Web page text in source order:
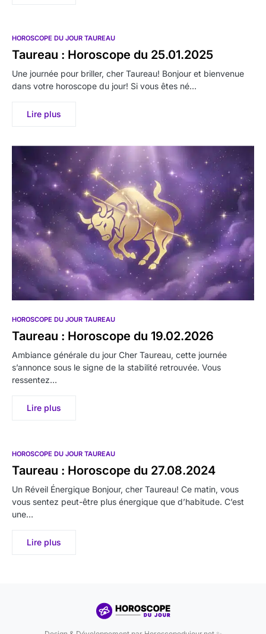
HOROSCOPE DU JOUR TAUREAU
Taureau : Horoscope du 25.01.2025
Une journée pour briller, cher Taureau! Bonjour et bienvenue
dans votre horoscope du jour! Si vous êtes né…
Lire plus
HOROSCOPE DU JOUR TAUREAU
Taureau : Horoscope du 19.02.2026
Ambiance générale du jour Cher Taureau, cette journée
s’annonce sous le signe de la stabilité retrouvée. Vous
ressentez…
Lire plus
HOROSCOPE DU JOUR TAUREAU
Taureau : Horoscope du 27.08.2024
Un Réveil Énergique Bonjour, cher Taureau! Ce matin, vous
vous sentez peut-être plus énergique que d’habitude. C’est
une…
Lire plus